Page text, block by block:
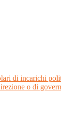
di incarichi
o di